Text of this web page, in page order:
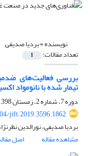
نویسنده =بردیا صدیفی
تعداد مقالات: 1
بررسی فعالیت‌های
تیمار شده با نانومواد
دوره 7، شماره 2، زمستان 1398، صفحه
jift.2019.3596.1862
بردیا صدیفی، نورالدین
مشاهده مقاله
اصل